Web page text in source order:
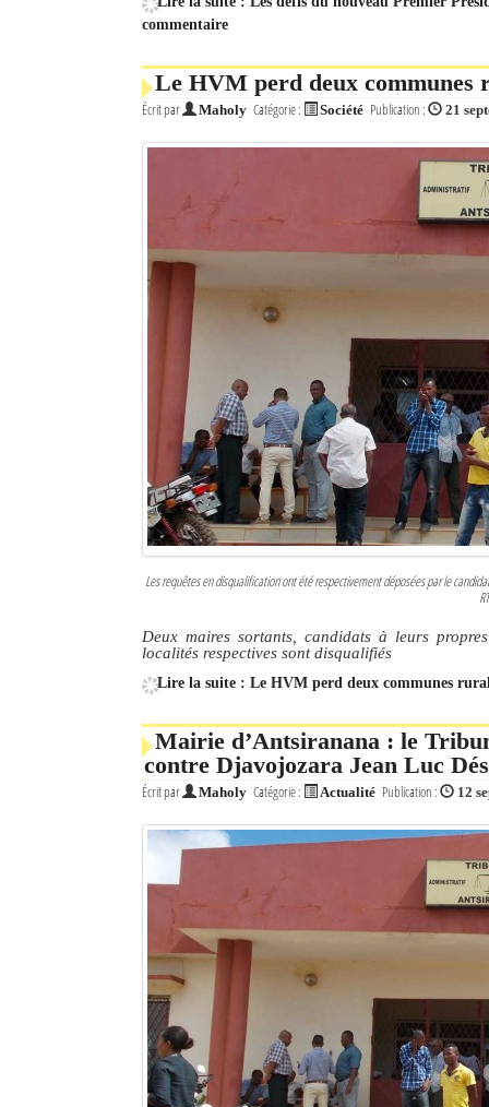
commentaire
Le HVM perd deux communes
Écrit par Maholy Catégorie : Société Publication : 21
Les requêtes en disqualification ont été respectivement déposées par le
Deux maires sortants, candidats à leurs
localités respectives sont disqualifiés
Lire la suite : Le HVM perd deux communes
Mairie d’Antsiranana : le
contre Djavojozara Jean Luc
Écrit par Maholy Catégorie : Actualité Publication : 12